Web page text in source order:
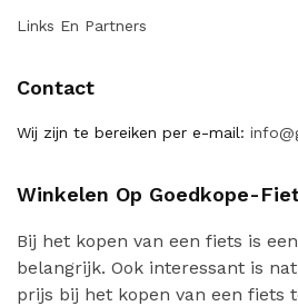
Links En Partners
Contact
Wij zijn te bereiken per e-mail:
Winkelen Op Goedkope-
Bij het kopen van een fiets is
belangrijk. Ook interessant is
prijs bij het kopen van een fiets